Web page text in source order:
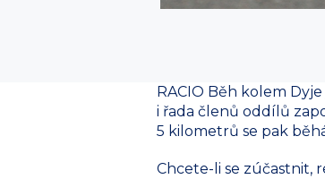
RACIO Běh kolem
i řada členů oddílů
5 kilometrů se pak
Chcete-li se zúčastnit,